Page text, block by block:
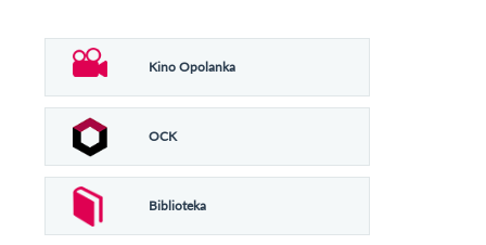
Kino Opolanka
OCK
Biblioteka